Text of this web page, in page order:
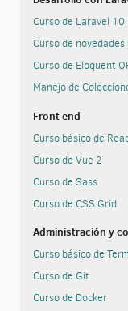
Curso de Laravel 10
Curso de
Curso de Eloquent
Manejo de
Front end
Curso básico de
Curso de Vue 2
Curso de Sass
Curso de CSS Grid
Administración y
Curso básico de
Curso de Git
Curso de Docker